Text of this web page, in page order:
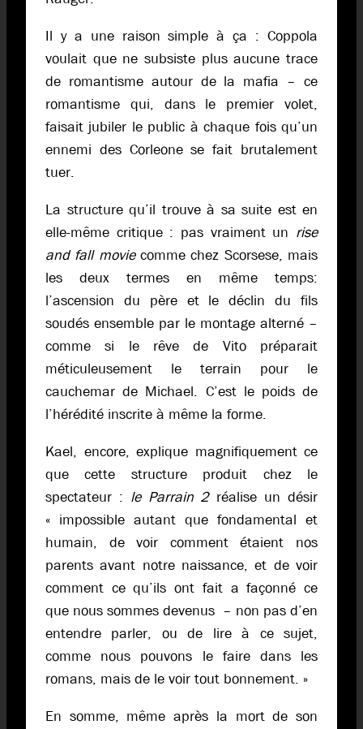
Il y a une raison simple à ça : Coppola
voulait que ne subsiste plus aucune trace
de romantisme autour de la mafia – ce
romantisme qui, dans le premier volet,
faisait jubiler le public à chaque fois qu’un
ennemi des Corleone se fait brutalement
tuer.
La structure qu’il trouve à sa suite est en
elle-même critique : pas vraiment un rise
and fall moviecomme chez Scorsese, mais
les deux termes en même temps:
l’ascension du père et le déclin du fils
soudés ensemble par le montage alterné –
comme si le rêve de Vito préparait
méticuleusement le terrain pour le
cauchemar de Michael. C’est le poids de
l’hérédité inscrite à même la forme.
Kael, encore, explique magnifiquement ce
que cette structure produit chez le
spectateur : le Parrain 2réalise un désir
« impossible autant que fondamental et
humain, de voir comment étaient nos
parents avant notre naissance, et de voir
comment ce qu’ils ont fait a façonné ce
que nous sommes devenus – non pas d’en
entendre parler, ou de lire à ce sujet,
comme nous pouvons le faire dans les
romans, mais de le voir tout bonnement. »
En somme, même après la mort de son